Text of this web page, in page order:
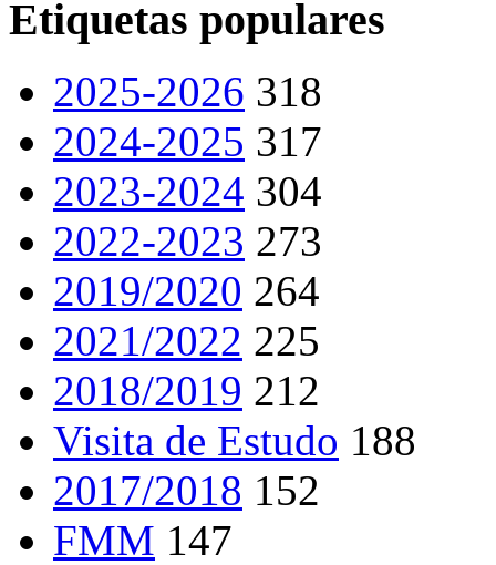
Etiquetas populares
2025-2026 318
2024-2025 317
2023-2024 304
2022-2023 273
2019/2020 264
2021/2022 225
2018/2019 212
Visita de Estudo 188
2017/2018 152
FMM 147